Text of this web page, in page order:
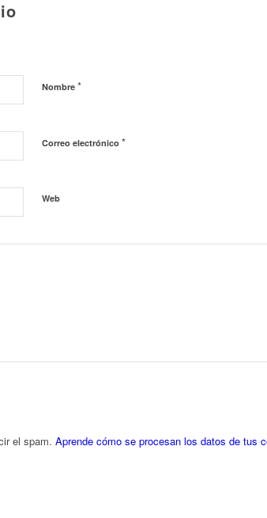
Nombre *
Correo electrónico *
Web
el spam. Aprende cómo se procesan los datos de tus